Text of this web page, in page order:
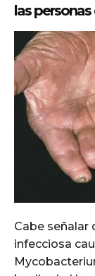
las
Cabe señalar
infecciosa